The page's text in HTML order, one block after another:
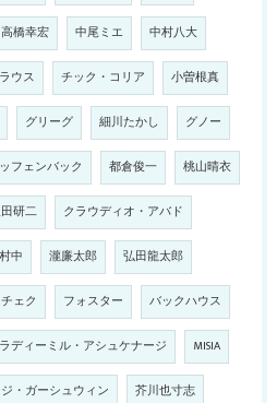
高橋幸宏 中尾ミエ 中村八大
ウス チック・コリア 小曽根真
グリーグ 細川たかし グノー
フェンバック 都倉俊一 桃山晴衣
研二 クラウディオ・アバド
中 瀧廉太郎 弘田龍太郎
ェク フォスター バックハウス
ディーミル・アシュケナージ MISIA
・ガーシュウィン 芥川也寸志